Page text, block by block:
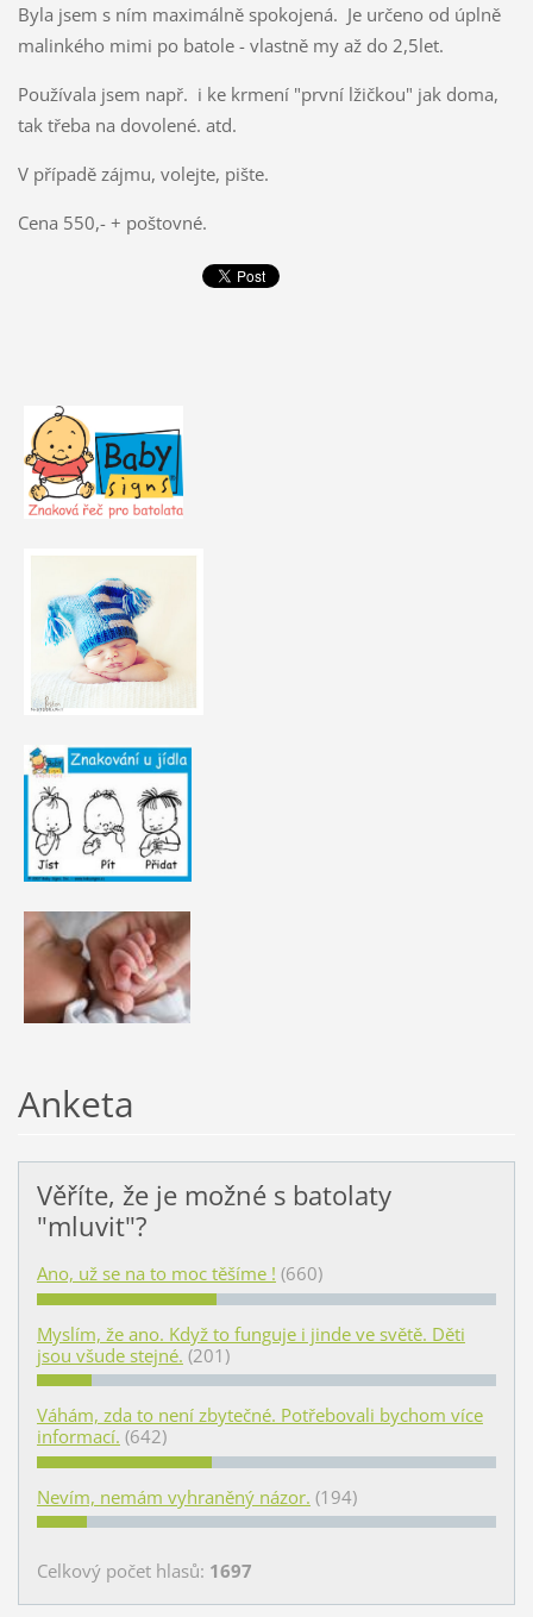
Byla jsem s ním maximálně spokojená. Je určeno od úplně
malinkého mimi po batole - vlastně my až do 2,5let.
Používala jsem např. i ke krmení "první lžičkou" jak doma,
tak třeba na dovolené. atd.
V případě zájmu, volejte, pište.
Cena 550,- + poštovné.
Anketa
Věříte, že je možné s batolaty
"mluvit"?
Ano, už se na to moc těšíme ! (660)
Myslím, že ano. Když to funguje i jinde ve světě. Děti
jsou všude stejné. (201)
Váhám, zda to není zbytečné. Potřebovali bychom více
informací. (642)
Nevím, nemám vyhraněný názor. (194)
Celkový počet hlasů: 1697